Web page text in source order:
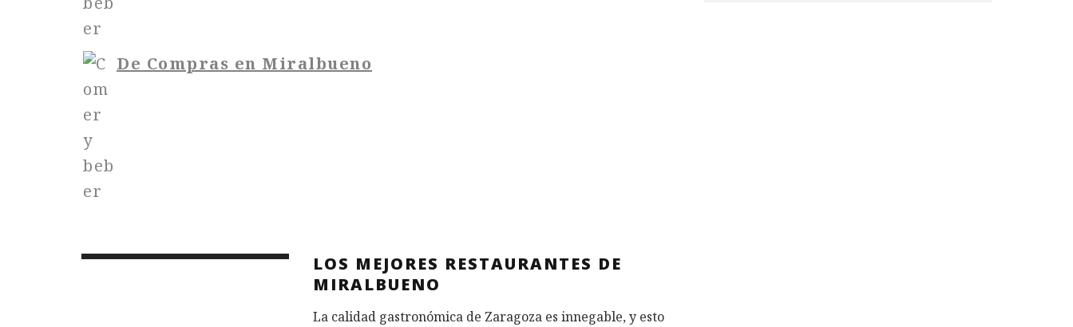
De Compras en Miralbueno
LOS MEJORES RESTAURANTES DE
MIRALBUENO
La calidad gastronómica de Zaragoza es innegable, y esto